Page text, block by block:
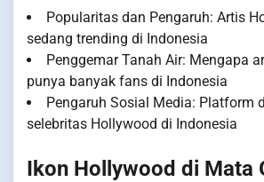
Popularitas dan Pengaruh: Artis
sedang trending di Indonesia
Penggemar Tanah Air: Mengapa
punya banyak fans di Indonesia
Pengaruh Sosial Media: Platform
selebritas Hollywood di Indonesia
Ikon Hollywood di Mata